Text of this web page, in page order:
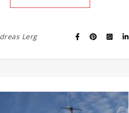
Lerg